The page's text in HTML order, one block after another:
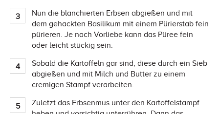
Nun die blanchierten Erbsen abgießen und mit
dem gehackten Basilikum mit einem Pürierstab fein
pürieren. Je nach Vorliebe kann das Püree fein
oder leicht stückig sein.
Sobald die Kartoffeln gar sind, diese durch ein Sieb
abgießen und mit Milch und Butter zu einem
cremigen Stampf verarbeiten.
Zuletzt das Erbsenmus unter den Kartoffelstampf